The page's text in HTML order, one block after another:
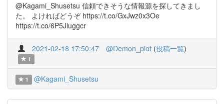
@Kagami_Shusetsu 信頼できそうな情報源を探してきまし
た。 よければどうぞ https://t.co/GxJwz0x3Oe
https://t.co/6P5Jiuggcr
2021-02-18 17:50:47 @Demon_plot (投稿一覧)
1
1 @Kagami_Shusetsu